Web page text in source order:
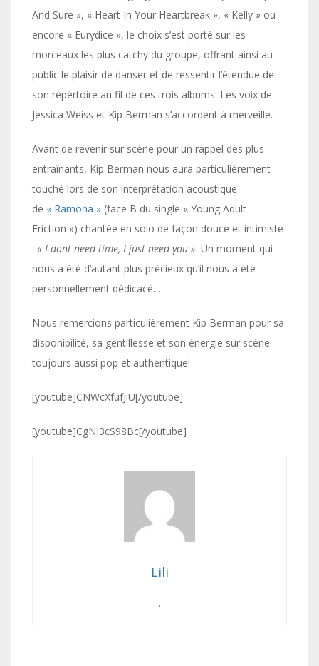
And Sure », « Heart In Your Heartbreak », « Kelly » ou
encore « Eurydice », le choix s’est porté sur les
morceaux les plus catchy du groupe, offrant ainsi au
public le plaisir de danser et de ressentir l’étendue de
son répértoire au fil de ces trois albums. Les voix de
Jessica Weiss et Kip Berman s’accordent à merveille.
Avant de revenir sur scène pour un rappel des plus
entraînants, Kip Berman nous aura particulièrement
touché lors de son interprétation acoustique
de « Ramona » (face B du single « Young Adult
Friction ») chantée en solo de façon douce et intimiste
: « I dont need time, I just need you ». Un moment qui
nous a été d’autant plus précieux qu’il nous a été
personnellement dédicacé…
Nous remercions particulièrement Kip Berman pour sa
disponibilité, sa gentillesse et son énergie sur scène
toujours aussi pop et authentique!
[youtube]CNWcXfufJiU[/youtube]
[youtube]CgNI3cS98Bc[/youtube]
Lili
.